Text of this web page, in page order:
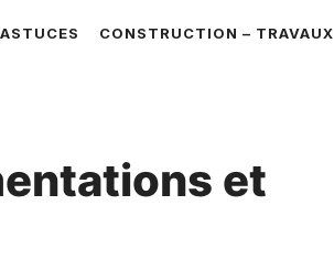
ASTUCES CONSTRUCTION – TRAVAUX
et